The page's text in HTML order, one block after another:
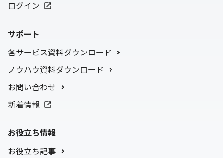
ログイン
サポート
各サービス資料ダウンロード
ノウハウ資料ダウンロード
お問い合わせ
新着情報
お役立ち情報
お役立ち記事